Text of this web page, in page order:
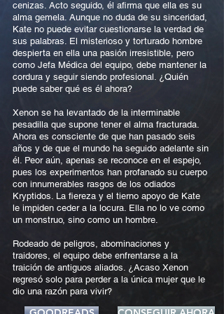
cenizas. Acto seguido, él afirma que ella es su
alma gemela. Aunque no duda de su sinceridad,
Kate no puede evitar cuestionarse la verdad de
sus palabras. El misterioso y torturado hombre
despierta en ella una pasión irresistible, pero
como Jefa Médica del equipo, debe mantener la
cordura y seguir siendo profesional. ¿Quién
puede saber qué es él ahora?
Xenon se ha levantado de la interminable
pesadilla que supone tener el alma fracturada.
Ahora es consciente de que han pasado seis
años y de que el mundo ha seguido adelante sin
él. Peor aún, apenas se reconoce en el espejo,
pues los experimentos han profanado su cuerpo
con innumerables rasgos de los odiados
Kryptidos. La fiereza y el tierno apoyo de Kate
le impiden ceder a la locura. Ella no lo ve como
un monstruo, sino como un hombre.
Rodeado de peligros, abominaciones y
traidores, el equipo debe enfrentarse a la
traición de antiguos aliados. ¿Acaso Xenon
regresó solo para perder a la única mujer que le
dio una razón para vivir?